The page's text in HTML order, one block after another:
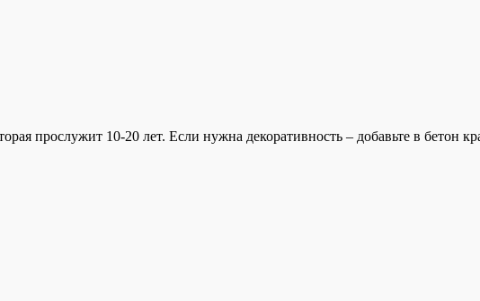
прослужит 10-20 лет. Если нужна декоративность – добавьте в бетон